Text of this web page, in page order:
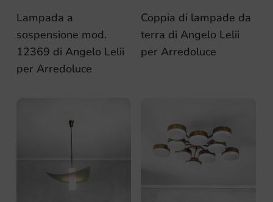
Lampada a
sospensione mod.
12369 di Angelo Lelii
per Arredoluce
Coppia di lampade da
terra di Angelo Lelii
per Arredoluce